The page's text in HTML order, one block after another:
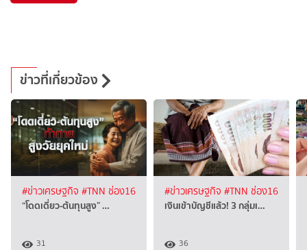
ข่าวที่เกี่ยวข้อง
#ข่าวเศรษฐกิจ #TNN ช่อง16
“โดดเดี่ยว-ต้นทุนสูง” …
31
#ข่าวเศรษฐกิจ #TNN ช่อง16
เงินเข้าบัญชีแล้ว! 3 กลุ่มเ…
36